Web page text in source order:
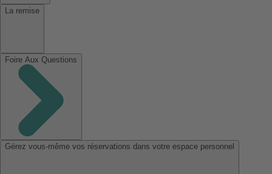
La remise
Foire Aux Questions
Gérez vous-même vos réservations dans votre espace personnel